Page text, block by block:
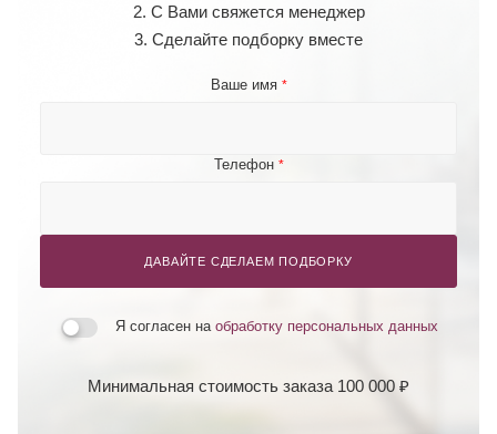
2. С Вами свяжется менеджер
3. Сделайте подборку вместе
Ваше имя *
Телефон *
ДАВАЙТЕ СДЕЛАЕМ ПОДБОРКУ
Я согласен на обработку персональных данных
Минимальная стоимость заказа 100 000 ₽